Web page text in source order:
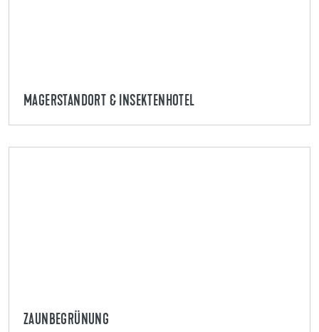
MAGERSTANDORT & INSEKTENHOTEL
ZAUNBEGRÜNUNG